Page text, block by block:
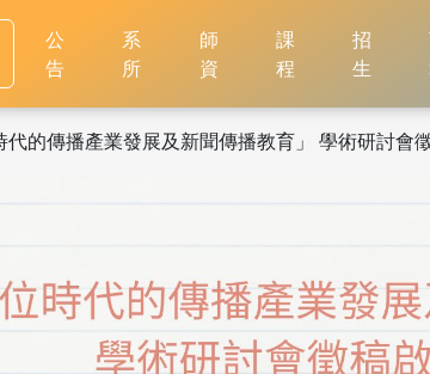
公
告
系
所
師
資
課
程
招
生
的傳播產業發展及新聞傳播教育」 學術研討會